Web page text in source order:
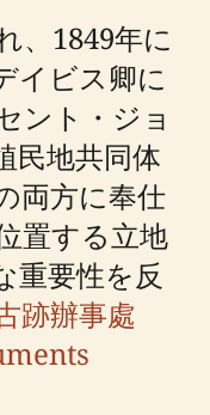
、1849年に
イビス卿に
ント・ジョ
民地共同体
両方に奉仕
置する立地
重要性を反
跡辦事處